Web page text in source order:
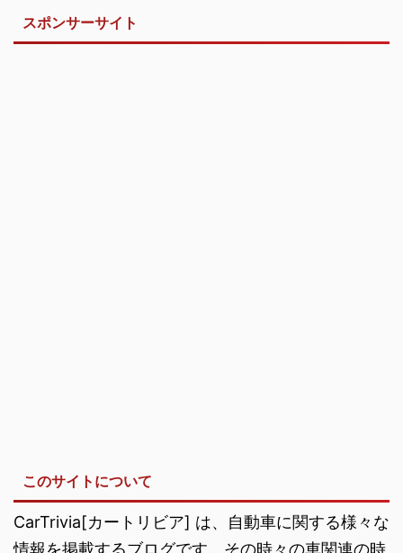
スポンサーサイト
このサイトについて
CarTrivia[カートリビア] は、自動車に関する様々な
情報を掲載するブログです。その時々の車関連の時